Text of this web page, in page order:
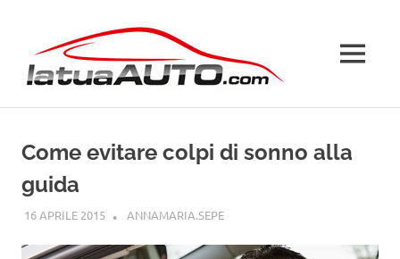
contenuto
MENU
Come evitare colpi di sonno alla
guida
16 APRILE 2015 ANNAMARIA.SEPEGUIDE